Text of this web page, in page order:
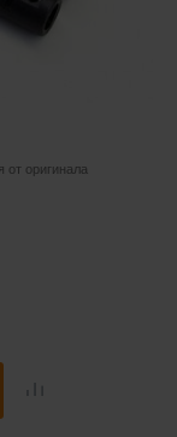
от оригинала